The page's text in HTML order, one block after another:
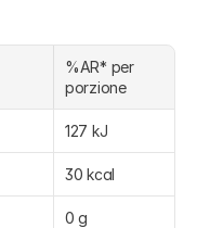
%AR* per
porzione
127 kJ
30 kcal
0 g